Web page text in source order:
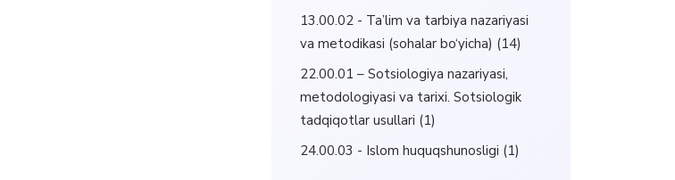
13.00.02 - Ta’lim va tarbiya nazariyasi
va metodikasi (sohalar bo‘yicha) (14)
22.00.01 – Sotsiologiya nazariyasi,
metodologiyasi va tarixi. Sotsiologik
tadqiqotlar usullari (1)
24.00.03 - Islom huquqshunosligi (1)